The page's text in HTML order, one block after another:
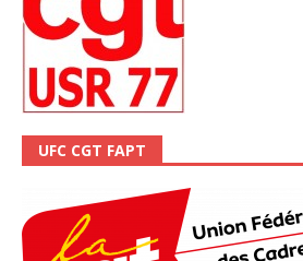
UFC CGT FAPT